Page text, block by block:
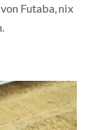
Futaba, nix